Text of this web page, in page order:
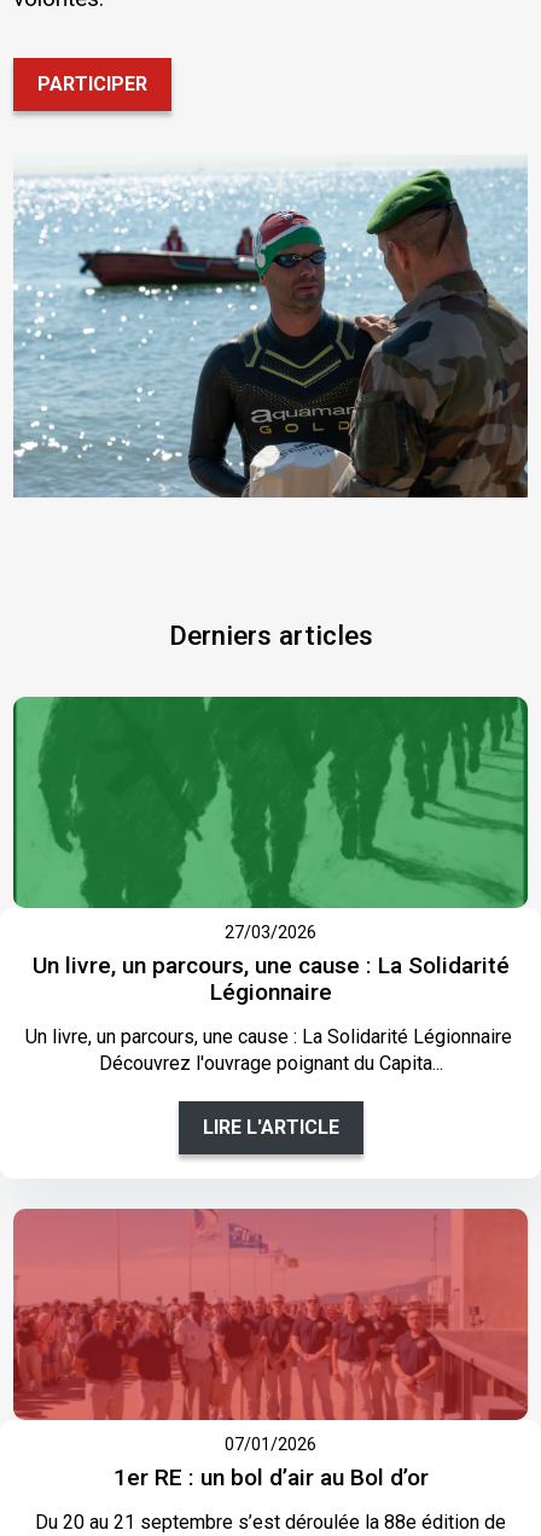
PARTICIPER
Derniers articles
27/03/2026
Un livre, un parcours, une cause : La Solidarité
Légionnaire
Un livre, un parcours, une cause : La Solidarité Légionnaire
Découvrez l'ouvrage poignant du Capita...
LIRE L'ARTICLE
07/01/2026
1er RE : un bol d’air au Bol d’or
Du 20 au 21 septembre s’est déroulée la 88e édition de